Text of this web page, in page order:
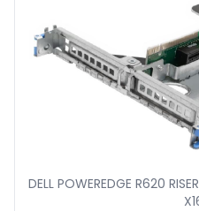
DELL POWEREDGE R620